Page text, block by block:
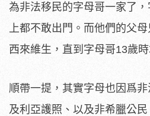
為非法移民的字母哥一家了
上都不敢出門。而他們的父
西來維生，直到字母哥13歲時
順帶一提，其實字母也因爲
及利亞護照、以及非希臘公